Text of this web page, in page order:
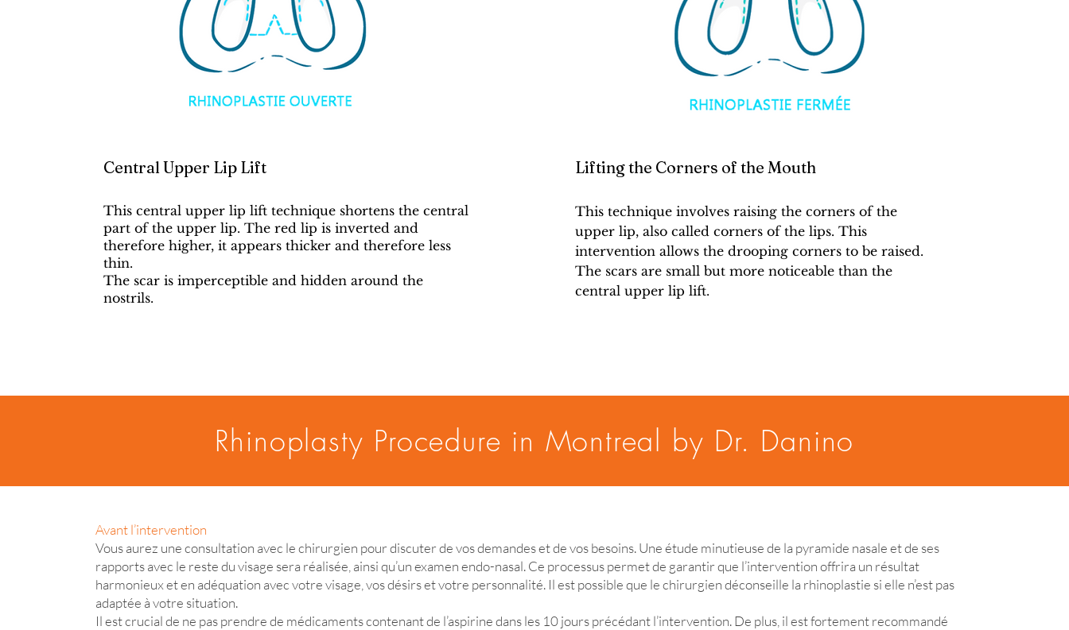
Central Upper Lip Lift
This central upper lip lift technique shortens the central
part of the upper lip. The red lip is inverted and
therefore higher, it appears thicker and therefore less
thin.
The scar is imperceptible and hidden around the
nostrils.
Lifting the Corners of the Mouth
This technique involves raising the corners of the
upper lip, also called corners of the lips. This
intervention allows the drooping corners to be raised.
The scars are small but more noticeable than the
central upper lip lift.
Rhinoplasty Procedure in Montreal by Dr. Danino
Avant l’intervention
Vous aurez une consultation avec le chirurgien pour discuter de vos demandes et de vos besoins. Une étude minutieuse de la pyramide nasale et de ses
rapports avec le reste du visage sera réalisée, ainsi qu’un examen endo-nasal. Ce processus permet de garantir que l’intervention offrira un résultat
harmonieux et en adéquation avec votre visage, vos désirs et votre personnalité. Il est possible que le chirurgien déconseille la rhinoplastie si elle n’est pas
adaptée à votre situation.
Il est crucial de ne pas prendre de médicaments contenant de l’aspirine dans les 10 jours précédant l’intervention. De plus, il est fortement recommandé